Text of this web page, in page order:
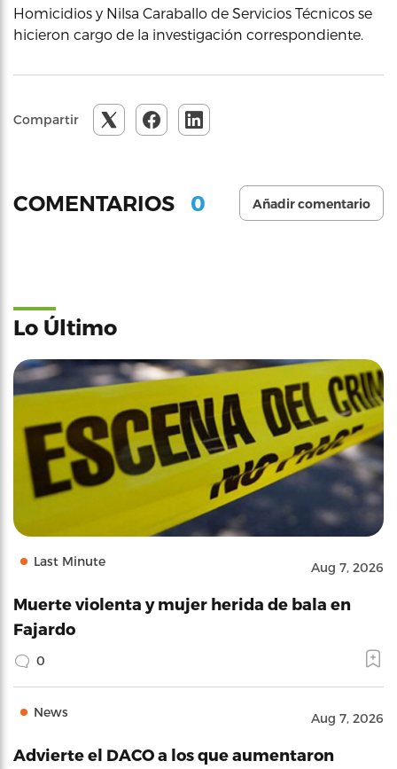
Homicidios y Nilsa Caraballo de Servicios Técnicos se
hicieron cargo de la investigación correspondiente.
Compartir
COMENTARIOS 0 Añadir comentario
Lo Último
Last Minute Aug 7, 2026
Muerte violenta y mujer herida de bala en
Fajardo
0
News Aug 7, 2026
Advierte el DACO a los que aumentaron